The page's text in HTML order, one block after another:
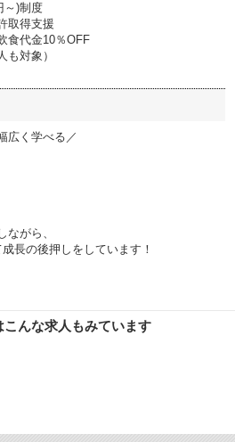
～)制度
取得支援
食代金10％OFF
も対象）
広く学べる／
ながら、
長の後押しをしています！
んな求人もみています